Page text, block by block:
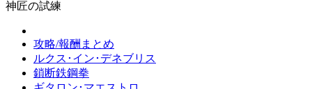
神匠の試練
攻略/報酬まとめ
ルクス･イン･デネブリス
鎖断鉄鋼拳